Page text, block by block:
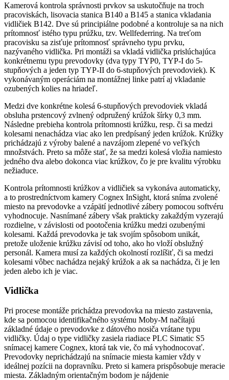
Kamerová kontrola správnosti prvkov sa uskutočňuje na troch
pracoviskách, lisovacia stanica B140 a B145 a stanica vkladania
vidličiek B142. Dve sú principiálne podobné a kontroluje sa na nich
prítomnosť istého typu prúžku, tzv. Wellfederring. Na treťom
pracovisku sa zisťuje prítomnosť správneho typu prvku,
nazývaného vidlička. Pri montáži sa vkladá vidlička prislúchajúca
konkrétnemu typu prevodovky (dva typy TYP0, TYP-I do 5-
stupňových a jeden typ TYP-II do 6-stupňových prevodoviek). K
vykonávaným operáciám na montážnej linke patrí aj vkladanie
ozubených kolies na hriadeľ.
Medzi dve konkrétne kolesá 6-stupňových prevodoviek vkladá
obsluha prstencový zvlnený odpružený krúžok šírky 0,3 mm.
Následne prebieha kontrola prítomnosti krúžku, resp. či sa medzi
kolesami nenachádza viac ako len predpísaný jeden krúžok. Krúžky
prichádzajú z výroby balené a navzájom zlepené vo veľkých
množstvách. Preto sa môže stať, že sa medzi kolesá vložia namiesto
jedného dva alebo dokonca viac krúžkov, čo je pre kvalitu výrobku
nežiaduce.
Kontrola prítomnosti krúžkov a vidličiek sa vykonáva automaticky,
a to prostredníctvom kamery Cognex InSight, ktorá sníma zvolené
miesto na prevodovke a vzápätí jednotlivé zábery pomocou softvéru
vyhodnocuje. Nasnímané zábery však prakticky zakaždým vyzerajú
rozdielne, v závislosti od pootočenia krúžku medzi ozubenými
kolesami. Každá prevodovka je tak svojím spôsobom unikát,
pretože uloženie krúžku závisí od toho, ako ho vloží obslužný
personál. Kamera musí za každých okolností rozlíšiť, či sa medzi
kolesami vôbec nachádza nejaký krúžok a ak sa nachádza, či je len
jeden alebo ich je viac.
Vidlička
Pri procese montáže prichádza prevodovka na miesto zastavenia,
kde sa pomocou identifikačného systému Moby-M načítajú
základné údaje o prevodovke z dátového nosiča vrátane typu
vidličky. Údaj o type vidličky zasiela riadiace PLC Simatic S5
snímacej kamere Cognex, ktorá tak vie, čo má vyhodnocovať.
Prevodovky neprichádzajú na snímacie miesta kamier vždy v
ideálnej pozícii na dopravníku. Preto si kamera prispôsobuje meracie
miesta. Základným orientačným bodom je nájdenie